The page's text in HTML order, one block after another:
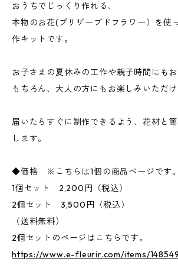
おうちでじっくり作れる、
本物のお花(プリザーブドフラワー）を使
作キットです。
お子さまの夏休みの工作や親子時間にもお
もちろん、大人の方にもお楽しみいただけ
届いたらすぐに制作できるよう、花材と
します。
◆価格 ※こちらは1個の商品ページです。
1個セット 2,200円（税込）
2個セット 3,500円（税込）
（送料無料）
2個セットのページはこちらです。
https://www.e-fleurir.com/items/